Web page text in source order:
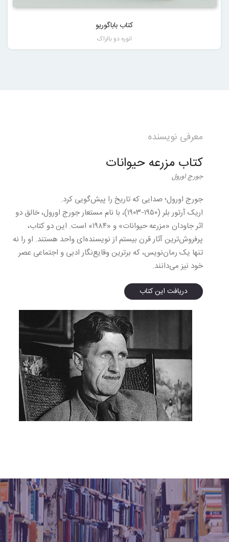
کتاب باباگوریو
انوره دو بالزاک
از 5
معرفی نویسنده
کتاب مزرعه حیوانات
جورج اورول
جورج اورول؛ صدایی که تاریخ را پیش‌گویی کرد.
اریک آرتور بلر (۱۹۵۰-۱۹۰۳)، با نام مستعار جورج اورول، خالق دو
اثر جاودان «مزرعه حیوانات» و «۱۹۸۴» است. این دو کتاب،
پرفروش‌ترین آثار قرن بیستم از نویسنده‌ای واحد هستند. او را نه
تنها یک رمان‌نویس، که برترین وقایع‌نگار ادبی و اجتماعی عصر
خود نیز می‌دانند.
دریافت این کتاب